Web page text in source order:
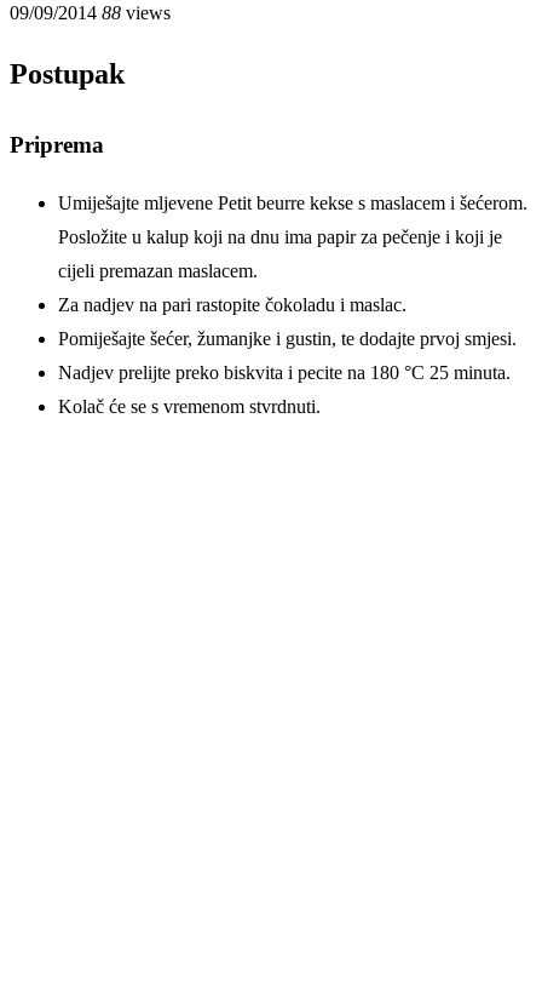
09/09/2014 88 views
Postupak
Priprema
Umiješajte mljevene Petit beurre kekse s maslacem i šećerom.
Posložite u kalup koji na dnu ima papir za pečenje i koji je
cijeli premazan maslacem.
Za nadjev na pari rastopite čokoladu i maslac.
Pomiješajte šećer, žumanjke i gustin, te dodajte prvoj smjesi.
Nadjev prelijte preko biskvita i pecite na 180 °C 25 minuta.
Kolač će se s vremenom stvrdnuti.